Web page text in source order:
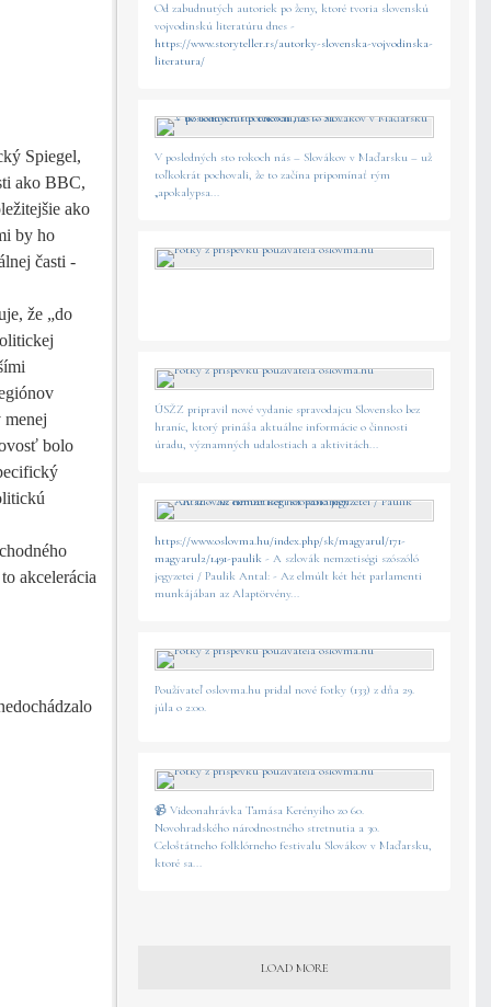
Spiegel,
ako BBC,
ako
by ho
časti -
že „do
bolo
akcelerácia
Od zabudnutých autoriek po ženy, ktoré tvoria slovenskú
vojvodinskú literatúru dnes -
https://www.storyteller.rs/autorky-slovenska-vojvodinska-
literatura/
V posledných sto rokoch nás – Slovákov v Maďarsku – už
toľkokrát pochovali, že to začína pripomínať rým
„apokalypsa...
ÚSŽZ pripravil nové vydanie spravodajcu Slovensko bez
hraníc, ktorý prináša aktuálne informácie o činnosti
úradu, významných udalostiach a aktivitách...
https://www.oslovma.hu/index.php/sk/magyarul/171-
magyarul2/1491-paulik - A szlovák nemzetiségi szószóló
jegyzetei / Paulik Antal: - Az elmúlt két hét parlamenti
munkájában az Alaptörvény...
Používateľ oslovma.hu pridal nové fotky (133) z dňa 29.
júla o 2:00.
📹 Videonahrávka Tamása Kerényiho zo 60.
Novohradského národnostného stretnutia a 30.
Celoštátneho folklórneho festivalu Slovákov v Maďarsku,
ktoré sa...
LOAD MORE